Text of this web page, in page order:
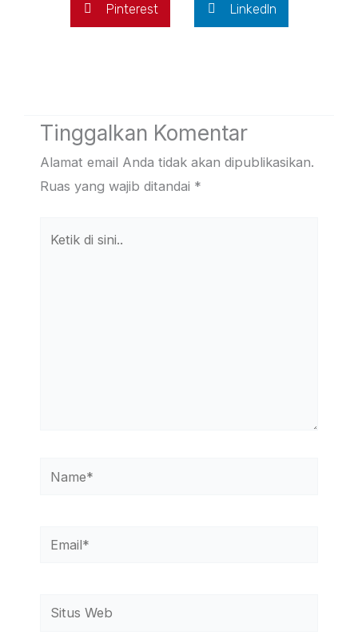
Pinterest LinkedIn
Tinggalkan Komentar
Alamat email Anda tidak akan dipublikasikan.
Ruas yang wajib ditandai *
Name*
Email*
Situs